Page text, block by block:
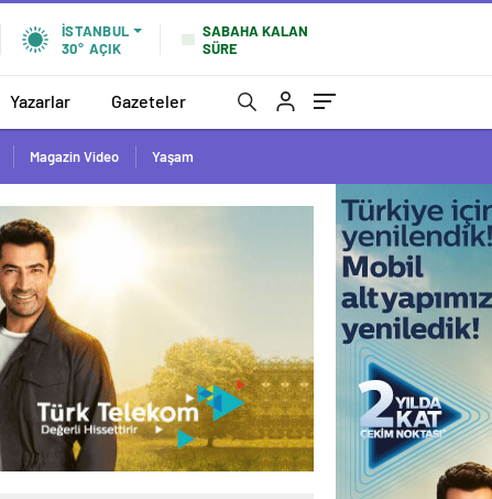
İSTANBUL
30° AÇIK
SABAHA KALAN
SÜRE
Yazarlar Gazeteler
Magazin Video Yaşam